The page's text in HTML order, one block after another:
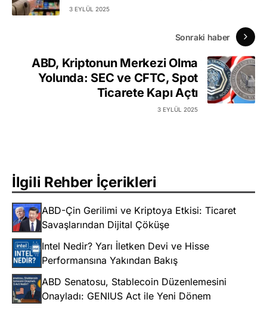
3 EYLÜL 2025
Sonraki haber
ABD, Kriptonun Merkezi Olma
Yolunda: SEC ve CFTC, Spot
Ticarete Kapı Açtı
3 EYLÜL 2025
İlgili Rehber İçerikleri
ABD-Çin Gerilimi ve Kriptoya Etkisi: Ticaret
Savaşlarından Dijital Çöküşe
Intel Nedir? Yarı İletken Devi ve Hisse
Performansına Yakından Bakış
ABD Senatosu, Stablecoin Düzenlemesini
Onayladı: GENIUS Act ile Yeni Dönem